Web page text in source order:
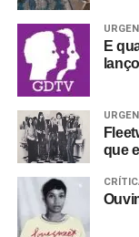
sonhando agora”.
Ouvimos:
Não é escapismo,
realidade. E que
fantasmagórica de
shoegaze de
diz: “luzes
não consigo
tranquilo de
E
que